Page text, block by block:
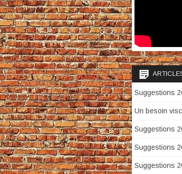
Suggestions
Un besoin
Suggestions
Suggestions
Suggestions